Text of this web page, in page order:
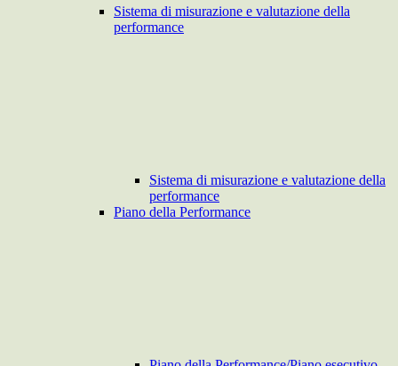
Sistema di misurazione e valutazione della
performance
Sistema di misurazione e valutazione della
performance
Piano della Performance